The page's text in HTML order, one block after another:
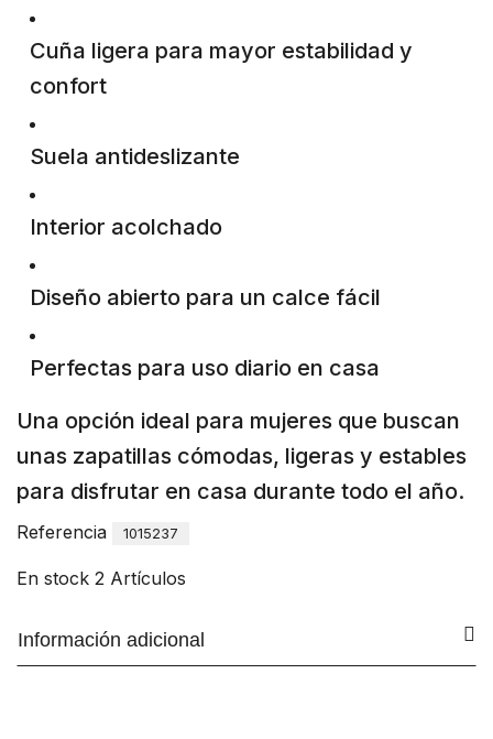
Cuña ligera para mayor estabilidad y
confort
Suela antideslizante
Interior acolchado
Diseño abierto para un calce fácil
Perfectas para uso diario en casa
Una opción ideal para mujeres que buscan
unas zapatillas cómodas, ligeras y estables
para disfrutar en casa durante todo el año.
Referencia 1015237
En stock 2 Artículos
Información adicional